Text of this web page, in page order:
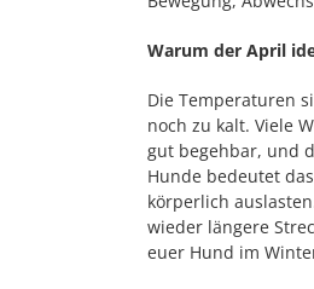
Warum der April
Die Temperaturen
noch zu kalt. Viele
gut begehbar, und
Hunde bedeutet
körperlich
wieder längere
euer Hund im